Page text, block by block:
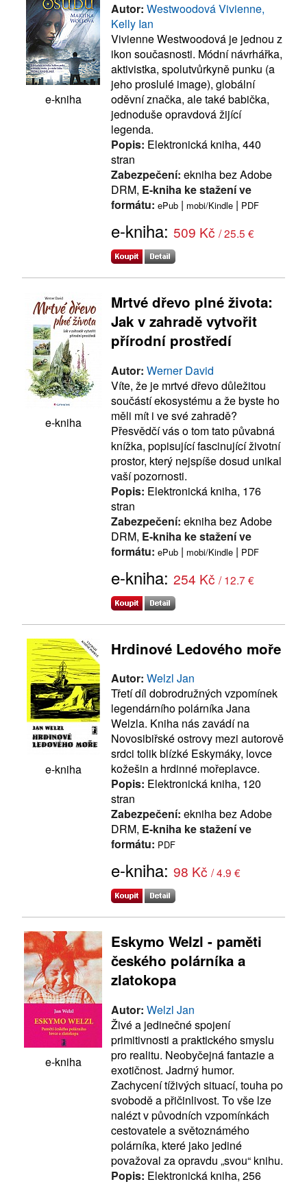
e-kniha
Autor: Westwoodová Vivienne,
Kelly Ian
Vivienne Westwoodová je jednou z
ikon současnosti. Módní návrhářka,
aktivistka, spolutvůrkyně punku (a
jeho proslulé image), globální
oděvní značka, ale také babička,
jednoduše opravdová žijící
legenda.
Popis: Elektronická kniha, 440
stran
Zabezpečení: ekniha bez Adobe
DRM, E-kniha ke stažení ve
formátu: ePub | mobi/Kindle | PDF
e-kniha: 509 Kč / 25.5 €
e-kniha
Mrtvé dřevo plné života:
Jak v zahradě vytvořit
přírodní prostředí
Autor: Werner David
Víte, že je mrtvé dřevo důležitou
součástí ekosystému a že byste ho
měli mít i ve své zahradě?
Přesvědčí vás o tom tato půvabná
knížka, popisující fascinující životní
prostor, který nejspíše dosud unikal
vaší pozornosti.
Popis: Elektronická kniha, 176
stran
Zabezpečení: ekniha bez Adobe
DRM, E-kniha ke stažení ve
formátu: ePub | mobi/Kindle | PDF
e-kniha: 254 Kč / 12.7 €
e-kniha
Hrdinové Ledového moře
Autor: Welzl Jan
Třetí díl dobrodružných vzpomínek
legendárního polárníka Jana
Welzla. Kniha nás zavádí na
Novosibiřské ostrovy mezi autorově
srdci tolik blízké Eskymáky, lovce
kožešin a hrdinné mořeplavce.
Popis: Elektronická kniha, 120
stran
Zabezpečení: ekniha bez Adobe
DRM, E-kniha ke stažení ve
formátu: PDF
e-kniha: 98 Kč / 4.9 €
e-kniha
Eskymo Welzl - paměti
českého polárníka a
zlatokopa
Autor: Welzl Jan
Živé a jedinečné spojení
primitivnosti a praktického smyslu
pro realitu. Neobyčejná fantazie a
exotičnost. Jadrný humor.
Zachycení tíživých situací, touha po
svobodě a přičinlivost. To vše lze
nalézt v původních vzpomínkách
cestovatele a světoznámého
polárníka, které jako jediné
považoval za opravdu „svou“ knihu.
Popis: Elektronická kniha, 256